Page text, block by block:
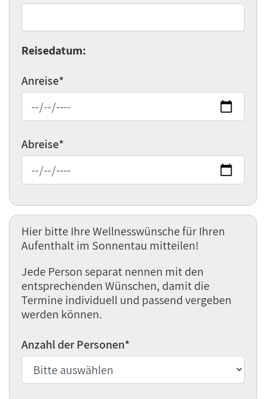
Reisedatum:
Anreise*
Abreise*
Hier bitte Ihre Wellnesswünsche für Ihren
Aufenthalt im Sonnentau mitteilen!
Jede Person separat nennen mit den
entsprechenden Wünschen, damit die
Termine individuell und passend vergeben
werden können.
Anzahl der Personen*